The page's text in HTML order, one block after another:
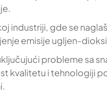
industriji, gde se
emisije ugljen-
probleme sa
i tehnologiji